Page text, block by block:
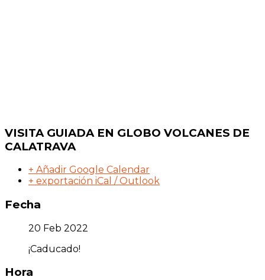
VISITA GUIADA EN GLOBO VOLCANES DE
CALATRAVA
+ Añadir Google Calendar
+ exportación iCal / Outlook
Fecha
20 Feb 2022
¡Caducado!
Hora